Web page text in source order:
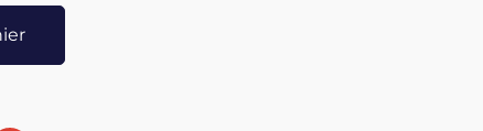
transcender et sublimer chaque étape de votre
Intuition et reprenez possession de votre
compagnon sera un précieux allié pour